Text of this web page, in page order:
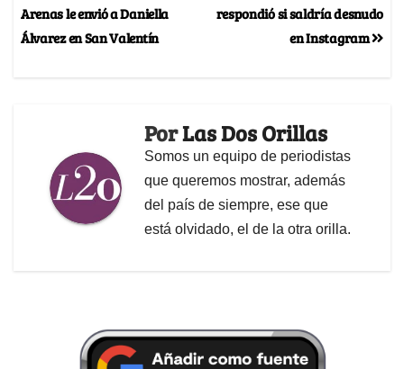
respondió si saldría desnudo
en Instagram
Arenas le envió a Daniella
Álvarez en San Valentín
PorLas Dos Orillas
Somos un equipo de periodistas
que queremos mostrar, además
del país de siempre, ese que
está olvidado, el de la otra orilla.